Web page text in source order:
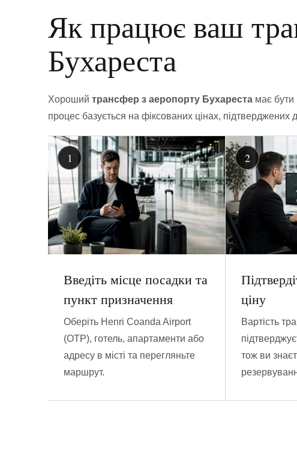
Як працює ваш
Бухареста
Хороший трансфер з аеропорту Бухареста має
процес базується на фіксованих цінах, підтверджених
Введіть місце посадки та
пункт призначення
Оберіть Henri Coanda Airport
(OTP), готель, апартаменти або
адресу в місті та перегляньте
маршрут.
ціну
Вартість
тож ви